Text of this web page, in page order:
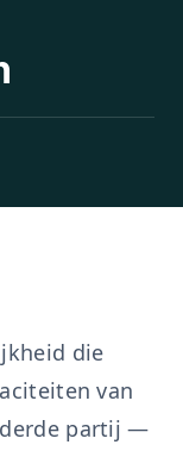
die
van
partij —